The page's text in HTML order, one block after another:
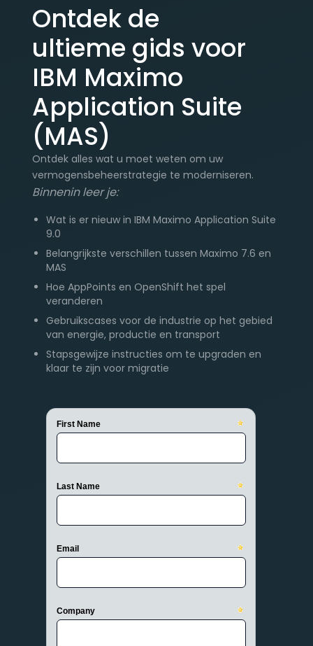
Ontdek de
ultieme gids voor
IBM Maximo
Application Suite
(MAS)
Ontdek alles wat u moet weten om uw
vermogensbeheerstrategie te moderniseren.
Binnenin leer je:
Wat is er nieuw in IBM Maximo Application Suite
9.0
Belangrijkste verschillen tussen Maximo 7.6 en
MAS
Hoe AppPoints en OpenShift het spel
veranderen
Gebruikscases voor de industrie op het gebied
van energie, productie en transport
Stapsgewijze instructies om te upgraden en
klaar te zijn voor migratie